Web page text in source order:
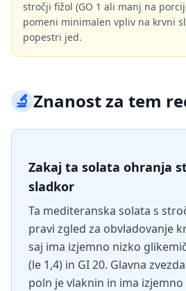
stročji fižol (GO 1 ali manj na
pomeni minimalen vpliv na krvni
popestri jed.
🔬Znanost za tem
Zakaj ta solata ohranja
sladkor
Ta mediteranska solata s
pravi zgled za obvladovanje
saj ima izjemno nizko
(le 1,4) in GI 20. Glavna
poln je vlaknin in ima